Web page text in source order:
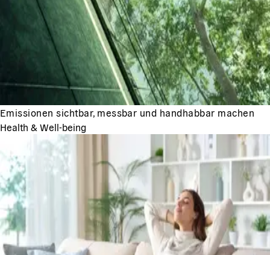
Emissionen sichtbar, messbar und handhabbar machen
Health & Well-being